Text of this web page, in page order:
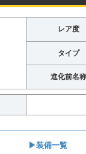
レア度
タイプ
進化前名称
▶︎装備一覧